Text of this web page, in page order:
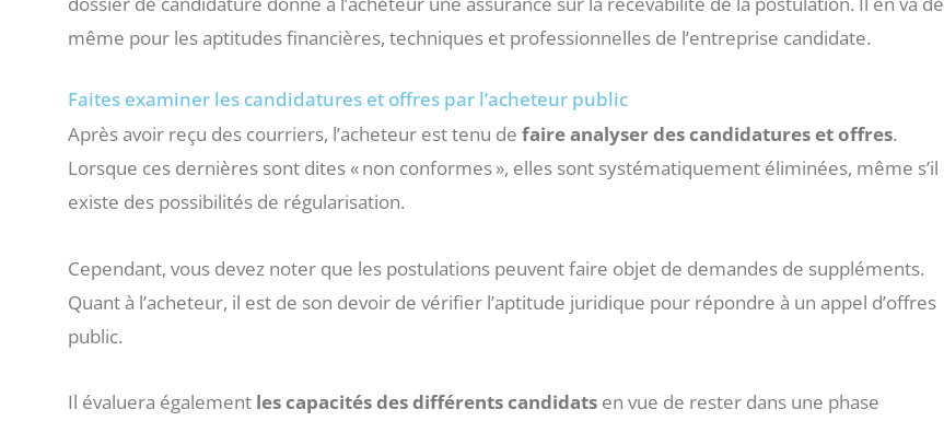
même pour les aptitudes financières, techniques et professionnelles de l’entreprise candidate.
Faites examiner les candidatures et offres par l’acheteur public
Après avoir reçu des courriers, l’acheteur est tenu de faire analyser des candidatures et offres.
Lorsque ces dernières sont dites « non conformes », elles sont systématiquement éliminées, même s’il
existe des possibilités de régularisation.
Cependant, vous devez noter que les postulations peuvent faire objet de demandes de suppléments.
Quant à l’acheteur, il est de son devoir de vérifier l’aptitude juridique pour répondre à un appel d’offres
public.
Il évaluera également les capacités des différents candidats en vue de rester dans une phase